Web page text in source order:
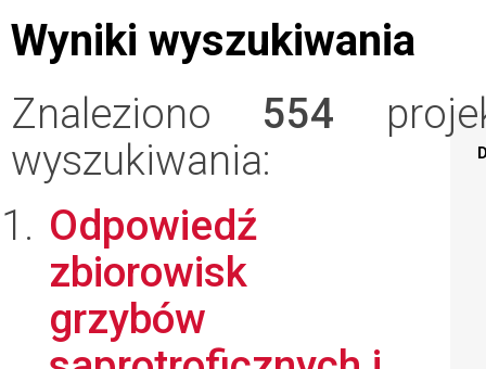
Wyniki wyszukiwania
Znaleziono 554
wyszukiwania:
Odpowiedź
zbiorowisk
grzybów